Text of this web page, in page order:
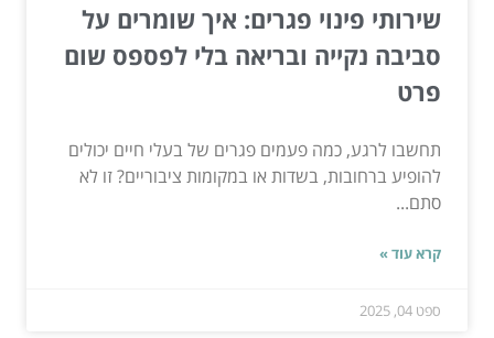
שירותי פינוי פגרים: איך שומרים על
סביבה נקייה ובריאה בלי לפספס שום
פרט
תחשבו לרגע, כמה פעמים פגרים של בעלי חיים יכולים
להופיע ברחובות, בשדות או במקומות ציבוריים? זו לא
סתם...
קרא עוד »
ספט 04, 2025